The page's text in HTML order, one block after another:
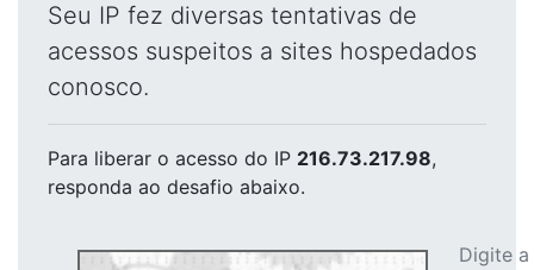
Seu IP fez diversas tentativas de
acessos suspeitos a sites hospedados
conosco.
Para liberar o acesso do IP 216.73.217.98,
responda ao desafio abaixo.
Digite